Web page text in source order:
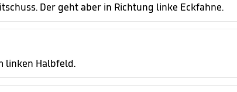
Der geht aber in Richtung linke Eckfahne.
linken Halbfeld.